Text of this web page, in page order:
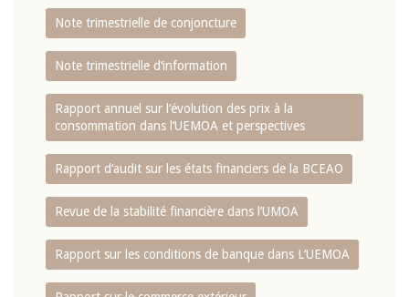
Note trimestrielle de conjoncture
Note trimestrielle d‘information
Rapport annuel sur l‘évolution des prix à la
consommation dans l‘UEMOA et perspectives
Rapport d‘audit sur les états financiers de la BCEAO
Revue de la stabilité financière dans l‘UMOA
Rapport sur les conditions de banque dans L‘UEMOA